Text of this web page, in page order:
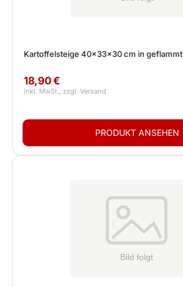
Kartoffelsteige 40x33x30 cm in geflammt
18,90 €